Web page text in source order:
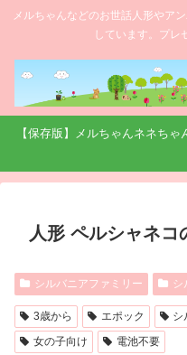
メルちゃんなどのお世話人形やア
しています。プレ
【保存版】メルちゃんネネち
人形 ペルシャネコ
シルバニアファミリー シ
3歳から エポック シ
女の子向け
電池不要